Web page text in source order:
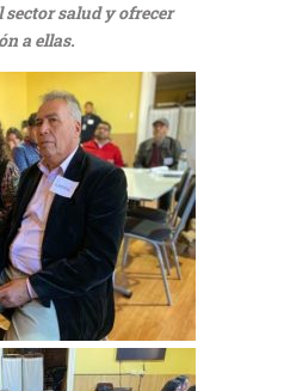
sector salud y ofrecer
a ellas.